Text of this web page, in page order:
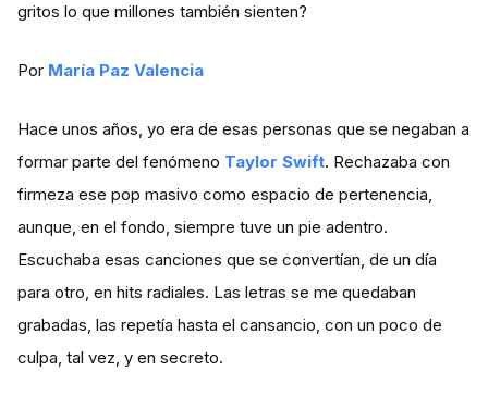
gritos lo que millones también sienten?
Por María Paz Valencia
Hace unos años, yo era de esas personas que se negaban a
formar parte del fenómeno Taylor Swift. Rechazaba con
firmeza ese pop masivo como espacio de pertenencia,
aunque, en el fondo, siempre tuve un pie adentro.
Escuchaba esas canciones que se convertían, de un día
para otro, en hits radiales. Las letras se me quedaban
grabadas, las repetía hasta el cansancio, con un poco de
culpa, tal vez, y en secreto.